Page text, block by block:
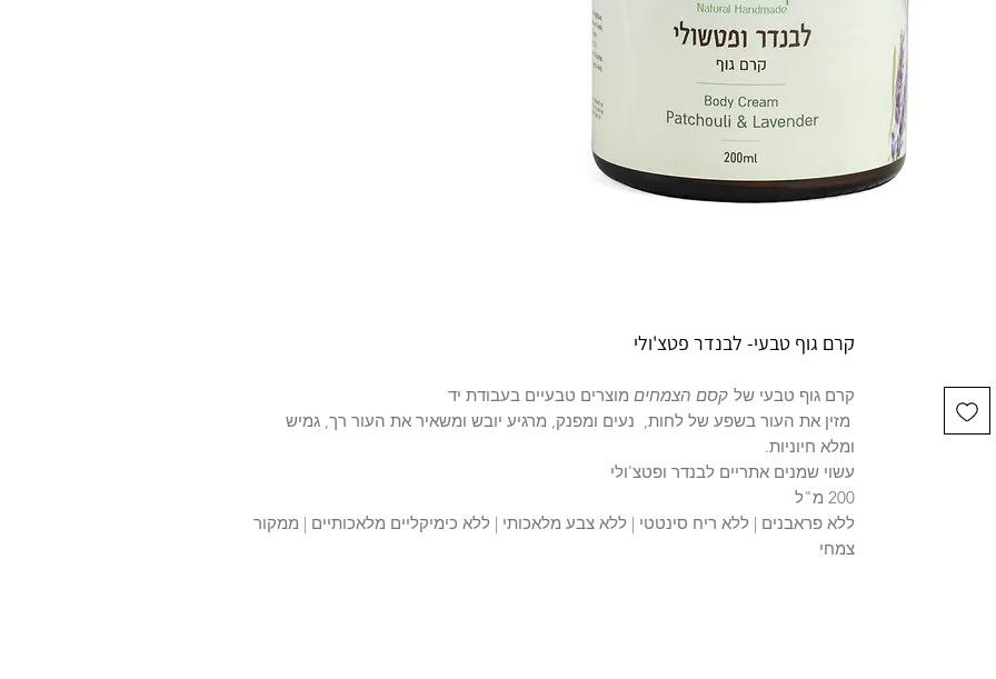
קרם גוף טבעי- לבנדר פטצ'ולי
קרם גוף טבעי של קסם הצמחים מוצרים טבעיים בעבודת יד
מזין את העור בשפע של לחות, נעים ומפנק, מרגיע יובש ומשאיר את העור רך, גמיש
ומלא חיוניות.
עשוי שמנים אתריים לבנדר ופטצ'ולי
200 מ"ל
ללא פראבנים | ללא ריח סינטטי | ללא צבע מלאכותי | ללא כימיקליים מלאכותיים | ממקור
צמחי